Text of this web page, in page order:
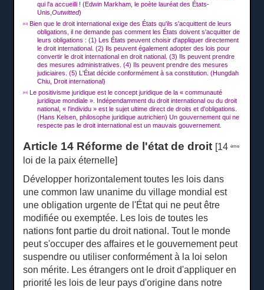
qui l'a accueilli !(Edwin Markham, le poète lauréat des États-
Unis,Outwitted)
[43]
Bien que le droit international exige des États qu'ils s'acquittent de leurs
obligations, il ne demande pas comment les États doivent s'acquitter de
leurs obligations : (1) Les États peuvent choisir d'appliquer directement
le droit international.(2) Ils peuvent également adopter des lois pour
convertir le droit international en droit national.(3) Ils peuvent prendre
des mesures administratives.(4) Ils peuvent prendre des mesures
judiciaires.(5) L'État décide conformément à sa constitution.(Hungdah
Chiu, Droit international)
[44]
Le positivisme juridique est le concept juridique de la « communauté
juridique mondiale ». Indépendamment du droit international ou du droit
national, « l'individu » est le sujet ultime direct de droits et d'obligations.
(Hans Kelsen, philosophe juridique autrichien) Un gouvernement qui ne
respecte pas le droit international est un mauvais gouvernement.
Article 14 Réforme de l'état de droit [14ème
loi de la paix éternelle]
Développer horizontalement toutes les lois dans
une common law unanime du village mondial est
une obligation urgente de l'État qui ne peut être
modifiée ou exemptée. Les lois de toutes les
nations font partie du droit national.Tout le monde
peut s'occuper des affaires et le gouvernement peut
suspendre ou utiliser conformément à la loi selon
son mérite. Les étrangers ont le droit d'appliquer en
priorité les lois de leur pays d'origine dans notre